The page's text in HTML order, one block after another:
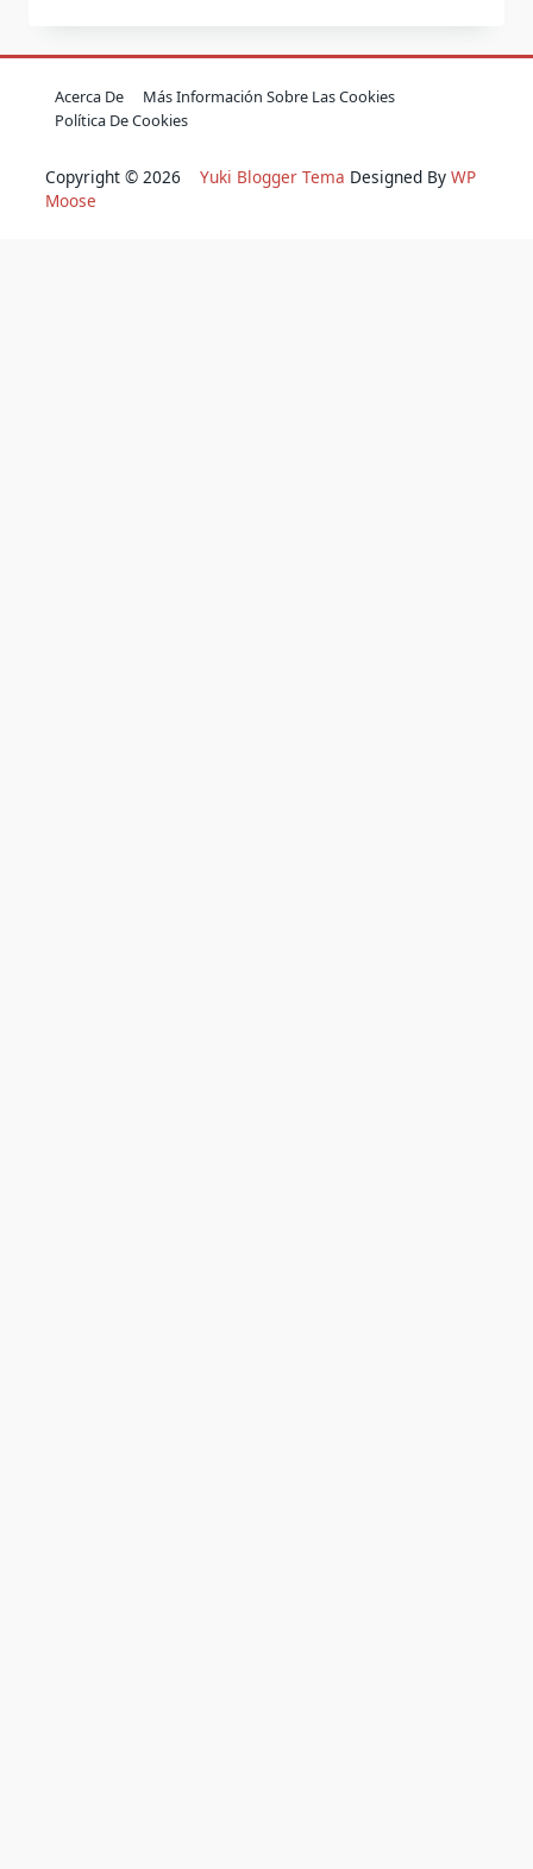
Acerca De
Más Información Sobre Las Cookies
Política De Cookies
Copyright © 2026 Yuki Blogger Tema Designed By WP
Moose